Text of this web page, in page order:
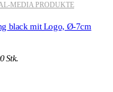
MEDIA PRODUKTE
black mit Logo, Ø-7cm
Stk.